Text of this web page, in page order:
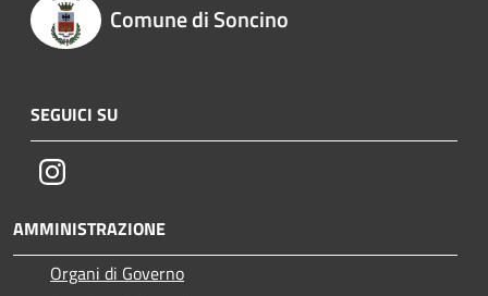
Comune di Soncino
SEGUICI SU
Instagram
AMMINISTRAZIONE
Organi di Governo